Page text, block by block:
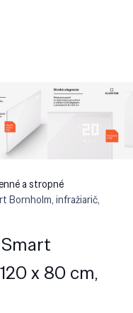
a stropné
Bornholm, infražiarič,
x 80 cm,